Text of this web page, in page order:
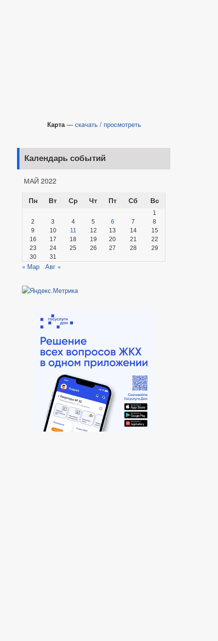
Карта — скачать / просмотреть
Календарь событий
МАЙ 2022
Пн
Вт Ср Чт Пт Сб Вс
1
2
3 4 5 6 7
8
9
10 11 12 13 14
15
16
17 18 19 20 21
22
23
24 25 26 27 28
29
30
31
« Мар Авг »